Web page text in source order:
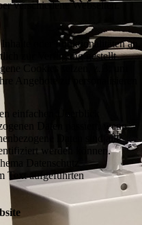
einfachen Überblick
Daten passiert, wenn
Daten sind alle
werden können.
Datenschutz
Text aufgeführten
verschiedene Webseiten.
oder Funktionalitäten an,
zur Verfügung gestellt
Cookies setzen, z.B. um
Angebote zu personalisieren